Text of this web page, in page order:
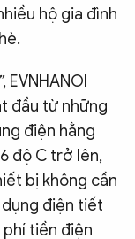
hộ gia đình
, EVNHANOI
đầu từ những
điện hằng
độ C trở lên,
bị không cần
điện tiết
tiền điện